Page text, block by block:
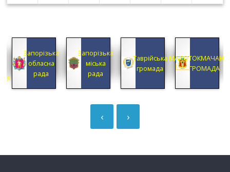
Запорізька
обласна
рада
Запорізька
міська
рада
Таврійська
громада
ГРОМАДА
›
‹